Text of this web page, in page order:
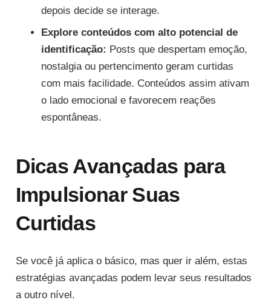
depois decide se interage.
Explore conteúdos com alto potencial de
identificação: Posts que despertam emoção,
nostalgia ou pertencimento geram curtidas
com mais facilidade. Conteúdos assim ativam
o lado emocional e favorecem reações
espontâneas.
Dicas Avançadas para
Impulsionar Suas
Curtidas
Se você já aplica o básico, mas quer ir além, estas
estratégias avançadas podem levar seus resultados
a outro nível.